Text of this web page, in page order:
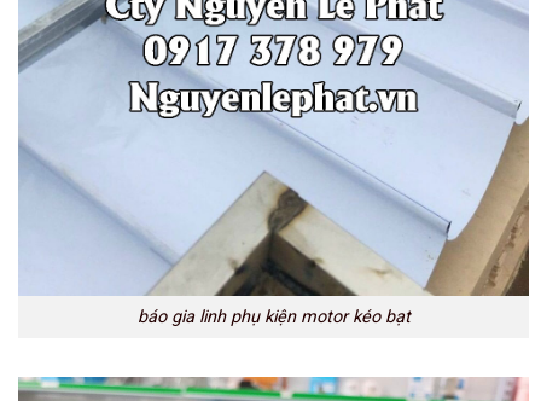
báo gia linh phụ kiện motor kéo bạt